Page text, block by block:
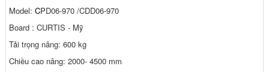
Model: CPD06-970 /CDD06-970
Board : CURTIS - Mỹ
Tải trọng nâng: 600 kg
Chiều cao nâng: 2000- 4500 mm